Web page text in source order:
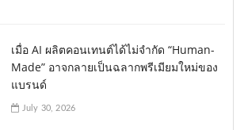
เมื่อ AI ผลิตคอนเทนต์ได้ไม่จำกัด “Human-
Made” อาจกลายเป็นฉลากพรีเมียมใหม่ของ
แบรนด์
July 30, 2026